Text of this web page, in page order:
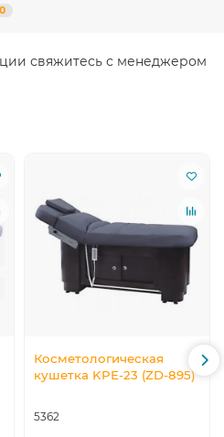
0
свяжитесь с менеджером
Косметологическая
кушетка KPE-23 (ZD-895)
5362